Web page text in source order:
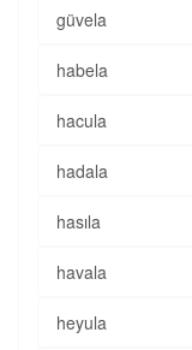
güvela
habela
hacula
hadala
hasıla
havala
heyula